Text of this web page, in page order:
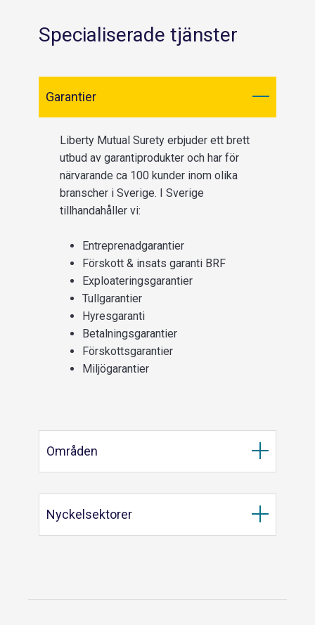
Specialiserade tjänster
Garantier
Liberty Mutual Surety erbjuder ett brett
utbud av garantiprodukter och har för
närvarande ca 100 kunder inom olika
branscher i Sverige. I Sverige
tillhandahåller vi:
Entreprenadgarantier
Förskott & insats garanti BRF
Exploateringsgarantier
Tullgarantier
Hyresgaranti
Betalningsgarantier
Förskottsgarantier
Miljögarantier
Områden
Nyckelsektorer